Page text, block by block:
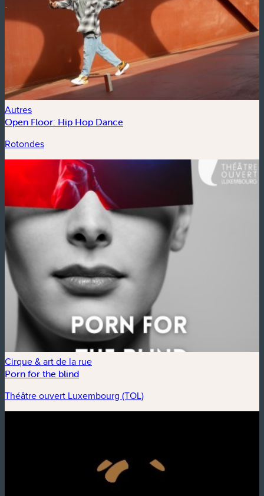
Autres
Open Floor: Hip Hop Dance
Rotondes
Cirque & art de la rue
Porn for the blind
Théâtre ouvert Luxembourg (TOL)